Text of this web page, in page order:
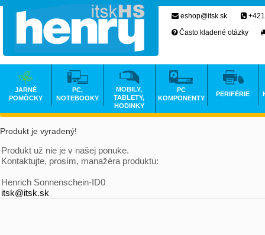
Produkt je vyradený!
Produkt už nie je v našej ponuke.
Kontaktujte, prosím, manažéra produktu:
Henrich Sonnenschein-ID0
itsk@itsk.sk
eshop@itsk.sk
Často kladené otázky
JARNÉ
POMÔCKY
PC,
NOTEBOOKY
MOBILY,
TABLETY,
HODINKY
PC
KOMPONENTY
PERIFÉRIE